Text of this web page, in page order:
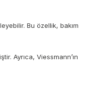
Bu özellik, bakım
Ayrıca, Viessmann’ın